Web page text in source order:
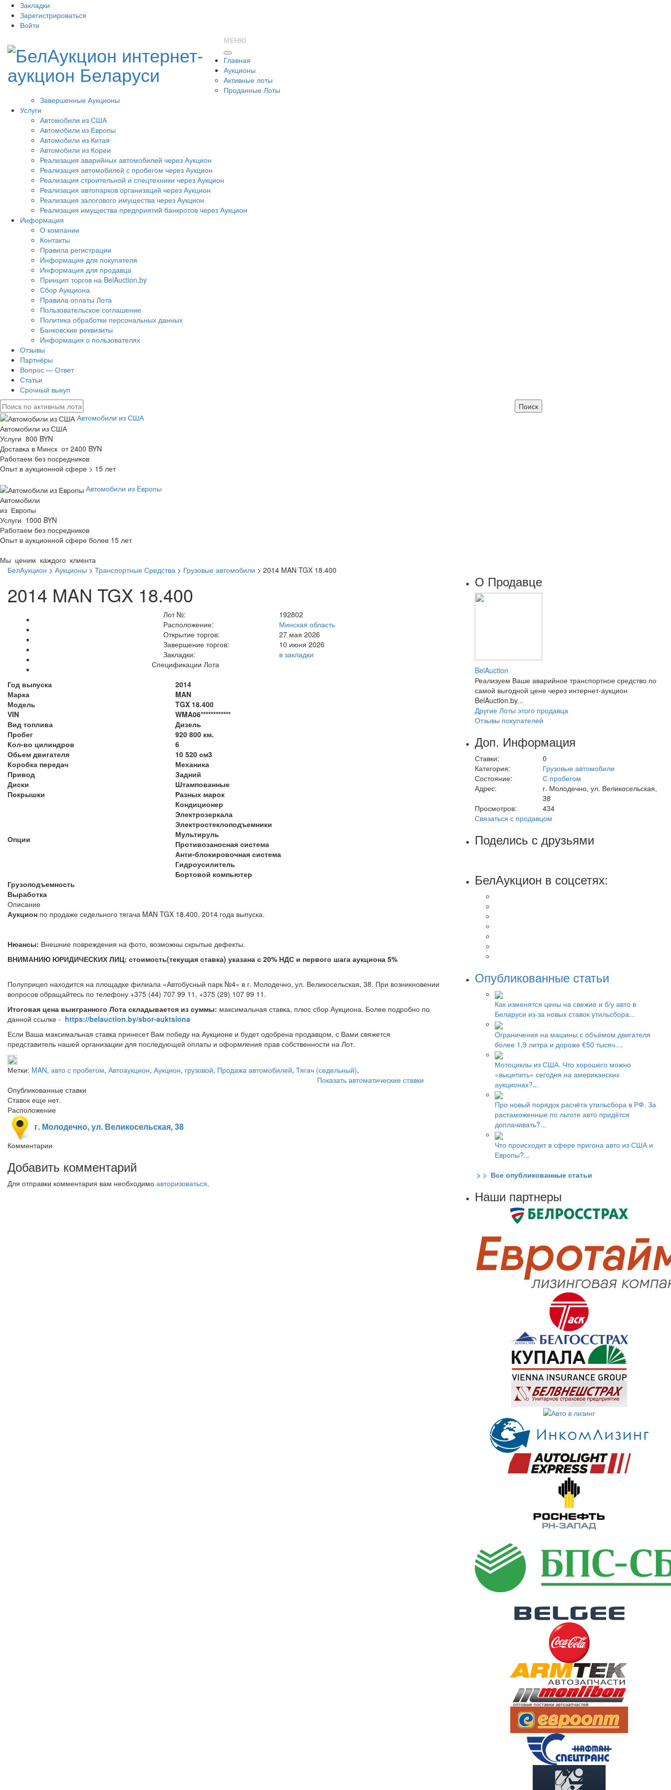
Закладки
Зарегистрироваться
Войти
МЕНЮ
Главная
Аукционы
Активные лоты
Проданные Лоты
Завершенные Аукционы
Услуги
Автомобили из США
Автомобили из Европы
Автомобили из Китая
Автомобили из Кореи
Реализация аварийных автомобилей через Аукцион
Реализация автомобилей с пробегом через Аукцион
Реализация строительной и спецтехники через Аукцион
Реализация автопарков организаций через Аукцион
Реализация залогового имущества через Аукцион
Реализация имущества предприятий банкротов через Аукцион
Информация
О компании
Контакты
Правила регистрации
Информация для покупателя
Информация для продавца
Принцип торгов на BelAuction.by
Сбор Аукциона
Правила оплаты Лота
Пользовательское соглашение
Политика обработки персональных данных
Банковские реквизиты
Информация о пользователях
Отзывы
Партнёры
Вопрос — Ответ
Статьи
Срочный выкуп
Автомобили из США
Автомобили из США
Услуги 800 BYN
Доставка в Минск от 2400 BYN
Работаем без посредников
Опыт в аукционной сфере > 15 лет
Автомобили из Европы
Автомобили
из Европы
Услуги 1000 BYN
Работаем без посредников
Опыт в аукционной сфере более 15 лет
Мы ценим каждого клиента
БелАукцион > Аукционы > Транспортные Средства > Грузовые автомобили > 2014 MAN TGX 18.400
2014 MAN TGX 18.400
Лот №:
192802
Расположение:
Минская область
Открытие торгов:
27 мая 2026
Завершение торгов:
10 июня 2026
Закладки:
в закладки
Спецификации Лота
Год выпуска
2014
Марка
MAN
Модель
TGX 18.400
VIN
WMA06************
Вид топлива
Дизель
Пробег
920 800 км.
Кол-во цилиндров
6
Обьем двигателя
10 520 см3
Коробка передач
Механика
Привод
Задний
Диски
Штампованные
Покрышки
Разных марок
Опции
Кондиционер
Электрозеркала
Электростеклоподъемники
Мультируль
Противозаносная система
Анти-блокировочная система
Гидроусилитель
Бортовой компьютер
Грузоподъемность
Выработка
Описание
Аукцион по продаже седельного тягача MAN TGX 18.400, 2014 года выпуска.
Нюансы: Внешние повреждения на фото, возможны скрытые дефекты.
ВНИМАНИЮ ЮРИДИЧЕСКИХ ЛИЦ: стоимость(текущая ставка) указана с 20% НДС и первого шага аукциона 5%
Полуприцеп находится на площадке филиала «Автобусный парк №4» в г. Молодечно, ул. Великосельская, 38. При возникновении
вопросов обращайтесь по телефону +375 (44) 707 99 11, +375 (29) 107 99 11.
Итоговая цена выигранного Лота складывается из суммы: максимальная ставка, плюс сбор Аукциона. Более подробно по
данной ссылке - https://belauction.by/sbor-auktsiona
Если Ваша максимальная ставка принесет Вам победу на Аукционе и будет одобрена продавцом, с Вами свяжется
представитель нашей организации для последующей оплаты и оформления прав собственности на Лот.
Метки: MAN, авто с пробегом, Автоаукцион, Аукцион, грузовой, Продажа автомобилей, Тягач (седельный),
Показать автоматические ставки
Опубликованные ставки
Ставок еще нет.
Расположение
г. Молодечно, ул. Великосельская, 38
Комментарии
Добавить комментарий
Для отправки комментария вам необходимо авторизоваться.
О Продавце
BelAuction
Реализуем Ваше аварийное транспортное средство по
самой выгодной цене через интернет-аукцион
BelAuction.by...
Другие Лоты этого продавца
Отзывы покупателей
Доп. Информация
Ставки:
0
Категория:
Грузовые автомобили
Состояние:
С пробегом
Адрес:
г. Молодечно, ул. Великосельская,
38
Просмотров:
434
Связаться с продавцом
Поделись с друзьями
БелАукцион в соцсетях:
Опубликованные статьи
Как изменятся цены на свежие и б/у авто в
Беларуси из-за новых ставок утильсбора...
Ограничения на машины с объёмом двигателя
более 1,9 литра и дороже €50 тысяч....
Мотоциклы из США. Что хорошего можно
«выцепить» сегодня на американских
аукционах?...
Про новый порядок расчёта утильсбора в РФ. За
растаможенные по льготе авто придётся
доплачивать?...
Что происходит в сфере пригона авто из США и
Европы?...
> > Все опубликованные статьи
Наши партнеры